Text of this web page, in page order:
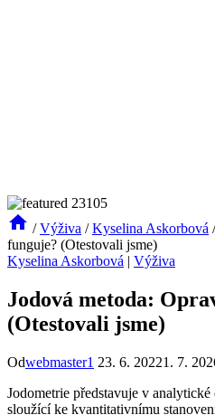
/ Výživa / Kyselina Askorbová /
funguje? (Otestovali jsme)
Kyselina Askorbová | Výživa
Jodová metoda:
(Otestovali jsme)
Odwebmaster1 23. 6. 20221. 7.
Jodometrie představuje v
sloužící ke kvantitativnímu